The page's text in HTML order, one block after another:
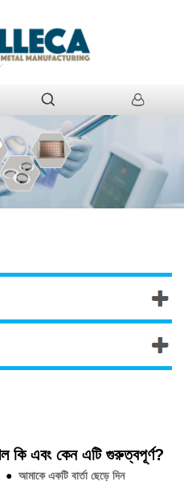
কি এবং কেন এটি গুরুত্বপূর্ণ?
● আমাকে একটি বার্তা ছেড়ে দিন